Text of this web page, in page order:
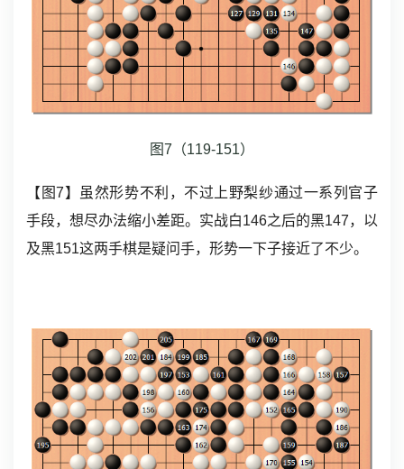
图7（119-151）
【图7】虽然形势不利，不过上野梨纱通过一系列官子
手段，想尽办法缩小差距。实战白146之后的黑147，以
及黑151这两手棋是疑问手，形势一下子接近了不少。